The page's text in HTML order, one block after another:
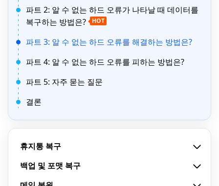
파트 2: 알 수 없는 하드 오류가 나타날 때 데이터를
복구하는 방법은?
HOT
파트 3: 알 수 없는 하드 오류를 해결하는 방법은?
파트 4: 알 수 없는 하드 오류를 피하는 방법은?
파트 5: 자주 묻는 질문
결론
휴지통 복구
백업 및 포맷 복구